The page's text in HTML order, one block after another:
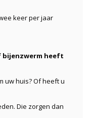
keer per jaar
bijenzwerm heeft
uw huis? Of heeft u
Die zorgen dan